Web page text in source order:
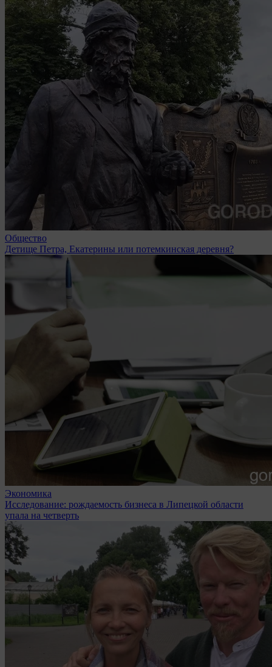
Общество
Детище Петра, Екатерины или потемкинская деревня?
Экономика
Исследование: рождаемость бизнеса в Липецкой области
упала на четверть